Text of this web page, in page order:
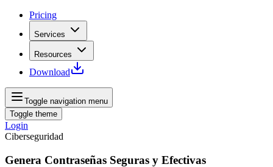
Pricing
Services
Resources
Download
Toggle navigation menu
Toggle theme
Login
Ciberseguridad
Genera Contraseñas Seguras y Efectivas